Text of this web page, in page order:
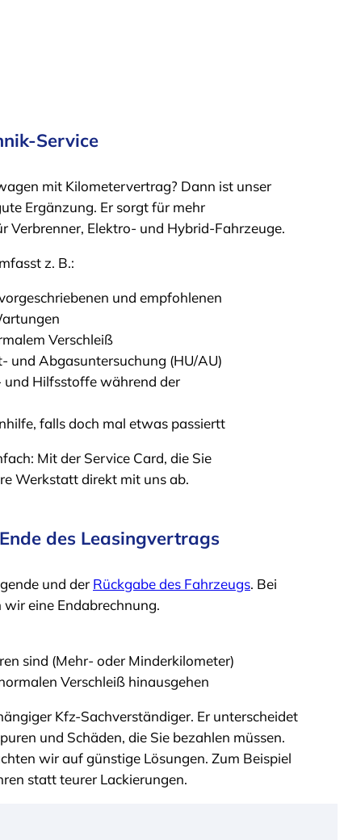
Service
mit Kilometervertrag? Dann ist unser
Ergänzung. Er sorgt für mehr
Verbrenner, Elektro- und Hybrid-Fahrzeuge.
z. B.:
und empfohlenen
Verschleiß
und Abgasuntersuchung (HU/AU)
und Hilfsstoffe während der
falls doch mal etwas passiertt
Mit der Service Card, die Sie
Werkstatt direkt mit uns ab.
des Leasingvertrags
und der Rückgabe des Fahrzeugs. Bei
eine Endabrechnung.
sind (Mehr- oder Minderkilometer)
Verschleiß hinausgehen
Kfz-Sachverständiger. Er unterscheidet
und Schäden, die Sie bezahlen müssen.
wir auf günstige Lösungen. Zum Beispiel
statt teurer Lackierungen.